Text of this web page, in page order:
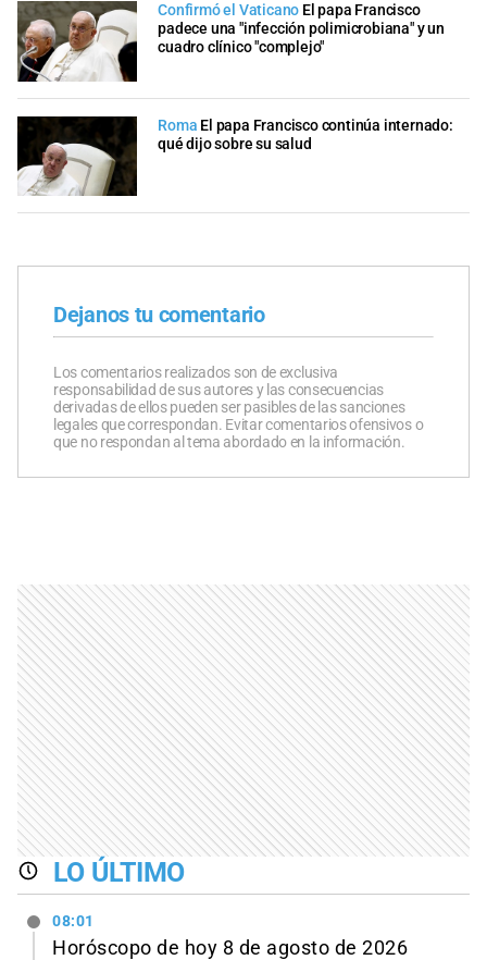
Confirmó el Vaticano El papa Francisco
padece una "infección polimicrobiana" y un
cuadro clínico "complejo"
Roma El papa Francisco continúa internado:
qué dijo sobre su salud
Dejanos tu comentario
Los comentarios realizados son de exclusiva
responsabilidad de sus autores y las consecuencias
derivadas de ellos pueden ser pasibles de las sanciones
legales que correspondan. Evitar comentarios ofensivos o
que no respondan al tema abordado en la información.
LO ÚLTIMO
08:01
Horóscopo de hoy 8 de agosto de 2026